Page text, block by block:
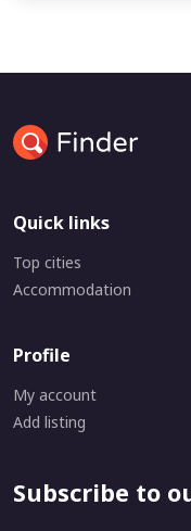
Quick links
Top cities
Accommodation
Profile
My account
Add listing
Subscribe to